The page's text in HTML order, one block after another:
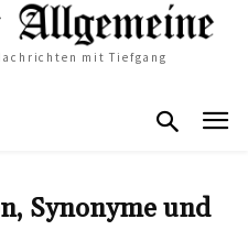
mit Tiefgang
Synonyme und